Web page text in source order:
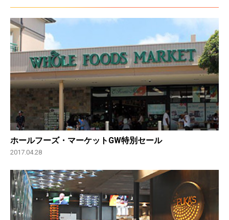
ホールフーズ・マーケットGW特別セール
2017.04.28